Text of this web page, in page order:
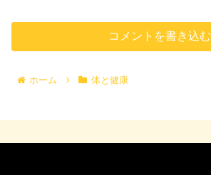
コメントを書き込む
ホーム 体と健康